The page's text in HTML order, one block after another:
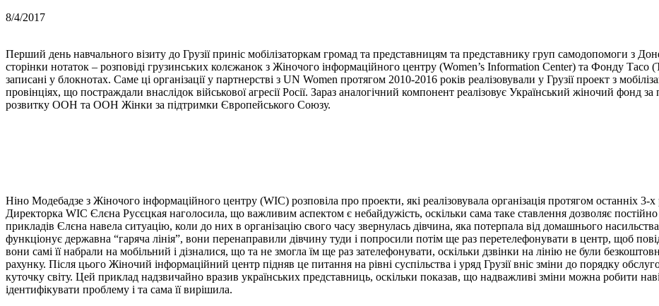
8/4/2017
Перший день навчального візиту до Грузії приніс мобілізаторкам громад та представницям та представнику груп самодопомоги з
сторінки нотаток – розповіді грузинських колєжанок з Жіночого інформаційного центру (Women’s Information Center) та Фонду
записані у блокнотах. Саме ці організації у партнерстві з UN Women протягом 2010-2016 років реалізовували у Грузії проект з
провінціях, що постраждали внаслідок військової агресії Росії. Зараз аналогічний компонент реалізовує Український жіночий
розвитку ООН та ООН Жінки за підтримки Європейського Союзу.
Ніно Модебадзе з Жіночого інформаційного центру (WIC) розповіла про проекти, які реалізовувала організація протягом останніх 3-
Директорка WIC Єлєна Русєцкая наголосила, що важливим аспектом є небайдужість, оскільки сама таке ставлення дозволяє
прикладів Єлєна навела ситуацію, коли до них в організацію свого часу звернулась дівчина, яка потерпала від домашнього
функціонує державна “гаряча лінія”, вони перенаправили дівчину туди і попросили потім ще раз перетелефонувати в центр, щоб
вони самі її набрали на мобільний і дізналися, що та не змогла їм ще раз зателефонувати, оскільки дзвінки на лінію не були
рахунку. Після цього Жіночий інформаційний центр підняв це питання на рівні суспільства і уряд Грузії вніс зміни до порядку
куточку світу. Цей приклад надзвичайно вразив українських представниць, оскільки показав, що надважливі зміни можна робити
ідентифікувати проблему і та сама її вирішила.